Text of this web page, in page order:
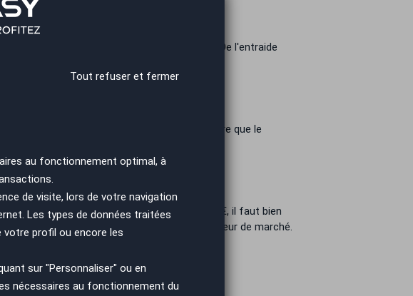
réseau ?
la journée si pas possible immédiatement. De l'entraide
?
Celà m'a confortée sur mon choix. Autant dire que le
?
vaut 10000 € elle n'en vaut pas 12000 €, il faut bien
physique du véhicule que de sa valeur de marché.
Tout refuser et fermer
au fonctionnement optimal, à
de visite, lors de votre navigation
Les types de données traitées
votre profil ou encore les
sur "Personnaliser" ou en
nécessaires au fonctionnement du